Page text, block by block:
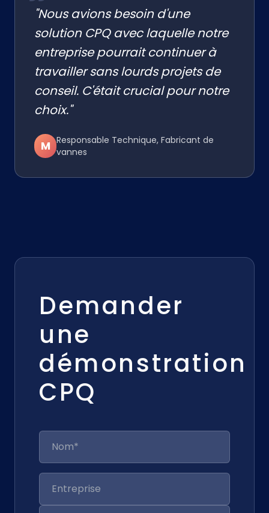
"Nous avions besoin d'une
solution CPQ avec laquelle notre
entreprise pourrait continuer à
travailler sans lourds projets de
conseil. C'était crucial pour notre
choix."
M Responsable Technique, Fabricant de
vannes
Demander
une
démonstration
CPQ